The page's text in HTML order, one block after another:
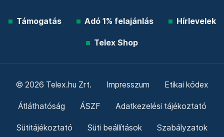
Támogatás Adó 1% felajánlás Hírlevelek
Telex Shop
© 2026 Telex.hu Zrt. Impresszum Etikai kódex
Átláthatóság ÁSZF Adatkezelési tájékoztató
Sütitájékoztató Süti beállítások Szabályzatok